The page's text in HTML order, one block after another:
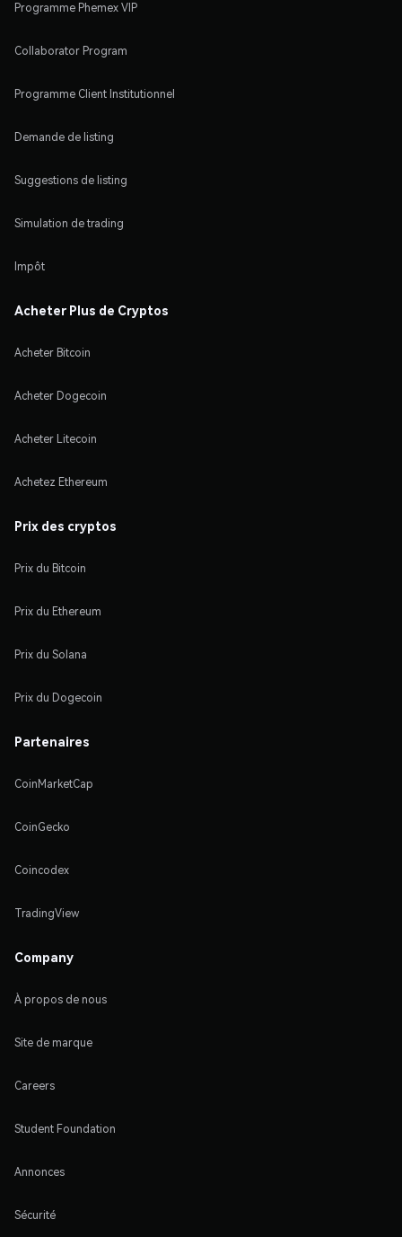
Programme Phemex VIP
Collaborator Program
Programme Client Institutionnel
Demande de listing
Suggestions de listing
Simulation de trading
Impôt
Acheter Plus de Cryptos
Acheter Bitcoin
Acheter Dogecoin
Acheter Litecoin
Achetez Ethereum
Prix des cryptos
Prix du Bitcoin
Prix du Ethereum
Prix du Solana
Prix du Dogecoin
Partenaires
CoinMarketCap
CoinGecko
Coincodex
TradingView
Company
À propos de nous
Site de marque
Careers
Student Foundation
Annonces
Sécurité